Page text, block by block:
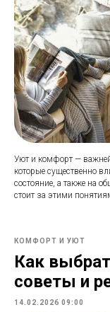
Уют и комфорт —
которые существенно
состояние, а также на
стоит за этими
КОМФОРТ И УЮТ
Как
советы и
14.02.2026 09:00